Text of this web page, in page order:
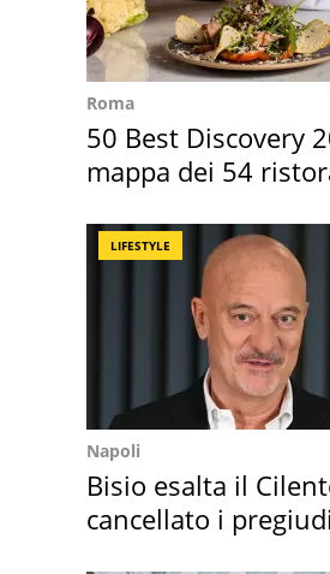
Roma
50 Best Discovery
mappa dei 54
LIFESTYLE
Napoli
Bisio esalta il
cancellato i